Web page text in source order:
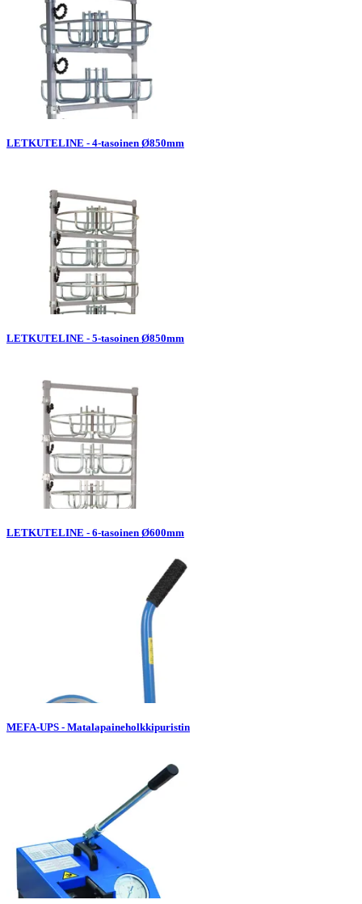
LETKUTELINE - 4-tasoinen Ø850mm
LETKUTELINE - 5-tasoinen Ø850mm
LETKUTELINE - 6-tasoinen Ø600mm
MEFA-UPS - Matalapaineholkkipuristin